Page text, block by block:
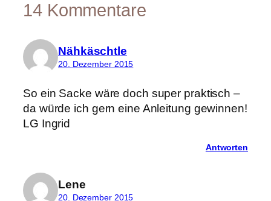
14 Kommentare
Nähkäschtle
20. Dezember 2015
So ein Sacke wäre doch super praktisch –
da würde ich gern eine Anleitung gewinnen!
LG Ingrid
Antworten
Lene
20. Dezember 2015